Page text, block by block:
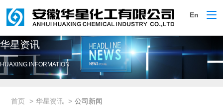
切
航
En
华星资讯
HUAXING INFORMATION
首页 华星资讯 公司新闻